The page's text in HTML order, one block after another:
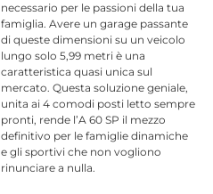
necessario per le passioni della tua
famiglia. Avere un garage passante
di queste dimensioni su un veicolo
lungo solo 5,99 metri è una
caratteristica quasi unica sul
mercato. Questa soluzione geniale,
unita ai 4 comodi posti letto sempre
pronti, rende l’A 60 SP il mezzo
definitivo per le famiglie dinamiche
e gli sportivi che non vogliono
rinunciare a nulla.